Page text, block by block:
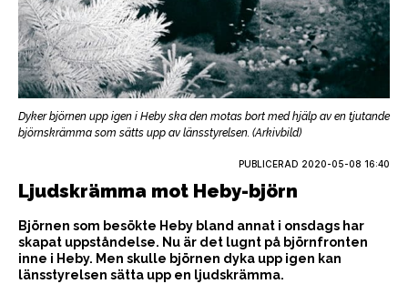
Dyker björnen upp igen i Heby ska den motas bort med hjälp av en tjutande
björnskrämma som sätts upp av länsstyrelsen. (Arkivbild)
PUBLICERAD 2020-05-08 16:40
Ljudskrämma mot Heby-björn
Björnen som besökte Heby bland annat i onsdags har
skapat uppståndelse. Nu är det lugnt på björnfronten
inne i Heby. Men skulle björnen dyka upp igen kan
länsstyrelsen sätta upp en ljudskrämma.